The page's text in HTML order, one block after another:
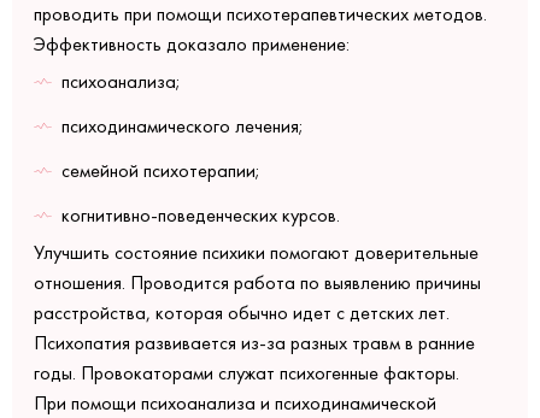
проводить при помощи психотерапевтических методов.
Эффективность доказало применение:
психоанализа;
психодинамического лечения;
семейной психотерапии;
когнитивно-поведенческих курсов.
Улучшить состояние психики помогают доверительные
отношения. Проводится работа по выявлению причины
расстройства, которая обычно идет с детских лет.
Психопатия развивается из-за разных травм в ранние
годы. Провокаторами служат психогенные факторы.
При помощи психоанализа и психодинамической